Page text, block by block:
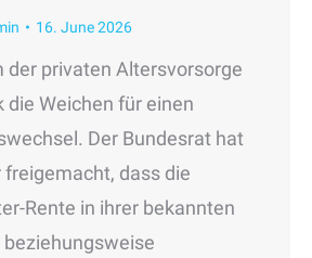
16. June 2026
der privaten Altersvorsorge
die Weichen für einen
Der Bundesrat hat
freigemacht, dass die
Rente in ihrer bekannten